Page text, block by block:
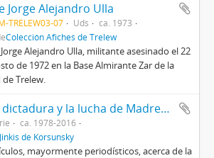
Jorge Alejandro Ulla
TRELEW03-07 Uds
ca. 1973
Colección Afiches de Trelew
Alejandro Ulla, militante asesinado el 22
de 1972 en la Base Almirante Zar de la
Trelew.
Artículos sobre dictadura y la lucha de Madres de Plaza de Mayo
ca. 1978-2016
de Korsunsky
mayormente periodísticos, acerca de la